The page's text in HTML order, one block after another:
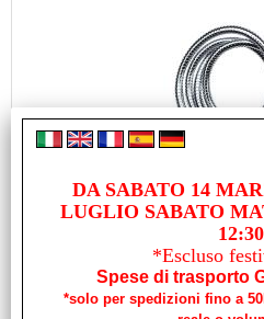
FLESSIBILE PER
Cod. art.:
NO BRAND
DA SABATO 14
LUGLIO SABATO
*Escluso
Spese di trasporto
*solo per spedizioni fino a